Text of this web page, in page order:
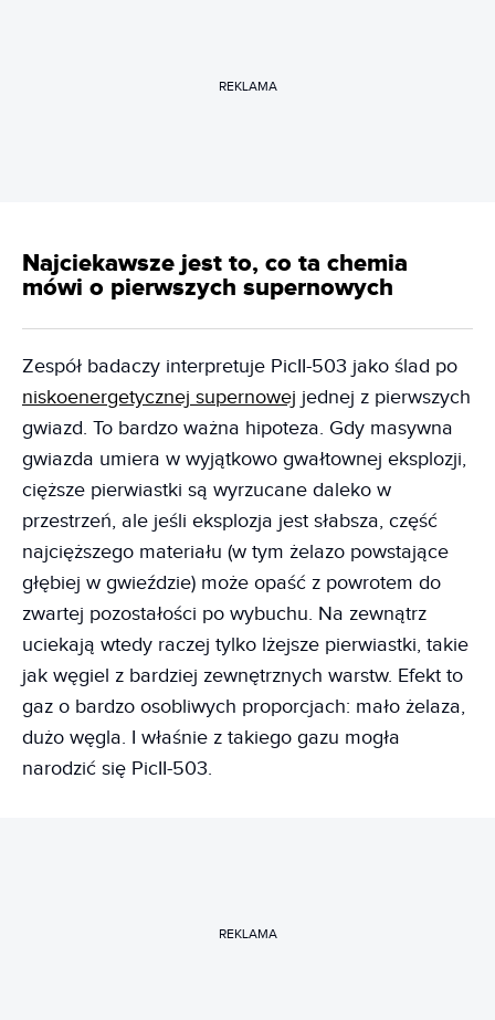
REKLAMA
Najciekawsze jest to, co ta chemia
mówi o pierwszych supernowych
Zespół badaczy interpretuje PicII-503 jako ślad po
niskoenergetycznej supernowej jednej z pierwszych
gwiazd. To bardzo ważna hipoteza. Gdy masywna
gwiazda umiera w wyjątkowo gwałtownej eksplozji,
cięższe pierwiastki są wyrzucane daleko w
przestrzeń, ale jeśli eksplozja jest słabsza, część
najcięższego materiału (w tym żelazo powstające
głębiej w gwieździe) może opaść z powrotem do
zwartej pozostałości po wybuchu. Na zewnątrz
uciekają wtedy raczej tylko lżejsze pierwiastki, takie
jak węgiel z bardziej zewnętrznych warstw. Efekt to
gaz o bardzo osobliwych proporcjach: mało żelaza,
dużo węgla. I właśnie z takiego gazu mogła
narodzić się PicII-503.
REKLAMA